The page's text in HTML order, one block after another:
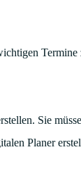
Termine
Sie
Planer